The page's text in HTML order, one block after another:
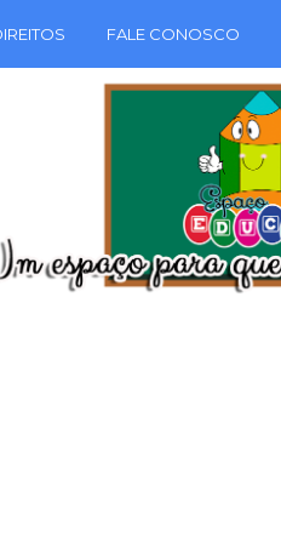
FALE CONOSCO